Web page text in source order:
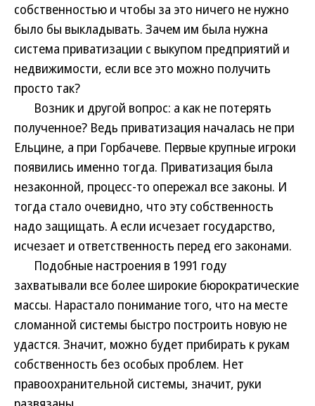
собственностью и чтобы за это ничего не нужно
было бы выкладывать. Зачем им была нужна
система приватизации с выкупом предприятий и
недвижимости, если все это можно получить
просто так?
Возник и другой вопрос: а как не потерять
полученное? Ведь приватизация началась не при
Ельцине, а при Горбачеве. Первые крупные игроки
появились именно тогда. Приватизация была
незаконной, процесс-то опережал все законы. И
тогда стало очевидно, что эту собственность
надо защищать. А если исчезает государство,
исчезает и ответственность перед его законами.
Подобные настроения в 1991 году
захватывали все более широкие бюрократические
массы. Нарастало понимание того, что на месте
сломанной системы быстро построить новую не
удастся. Значит, можно будет прибирать к рукам
собственность без особых проблем. Нет
правоохранительной системы, значит, руки